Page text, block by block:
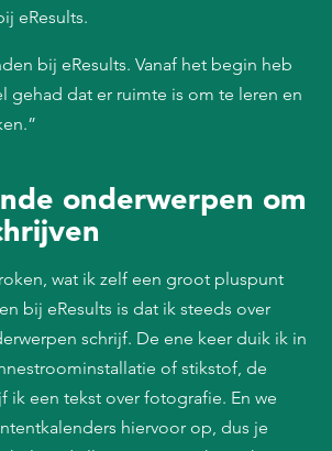
eResults.
bij eResults. Vanaf het begin heb
gehad dat er ruimte is om te leren en
onderwerpen om
wat ik zelf een groot pluspunt
bij eResults is dat ik steeds over
schrijf. De ene keer duik ik in
of stikstof, de
ik een tekst over fotografie. En we
hiervoor op, dus je